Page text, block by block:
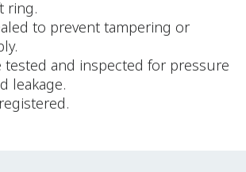
ring.
to prevent tampering or
tested and inspected for pressure
leakage.